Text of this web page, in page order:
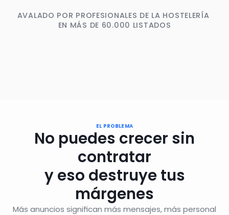
AVALADO POR PROFESIONALES DE LA HOSTELERÍA
EN MÁS DE 60.000 LISTADOS
EL PROBLEMA
No puedes crecer sin
contratar
y eso destruye tus
márgenes
Más anuncios significan más mensajes, más personal